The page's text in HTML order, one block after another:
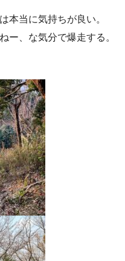
本当に気持ちが良い。
ー、な気分で爆走する。